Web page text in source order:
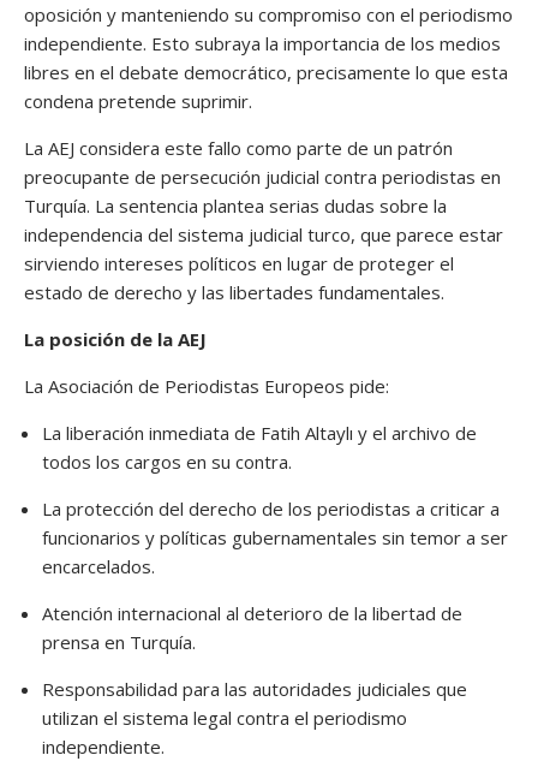
oposición y manteniendo su compromiso con el periodismo
independiente. Esto subraya la importancia de los medios
libres en el debate democrático, precisamente lo que esta
condena pretende suprimir.
La AEJ considera este fallo como parte de un patrón
preocupante de persecución judicial contra periodistas en
Turquía. La sentencia plantea serias dudas sobre la
independencia del sistema judicial turco, que parece estar
sirviendo intereses políticos en lugar de proteger el
estado de derecho y las libertades fundamentales.
La posición de la AEJ
La Asociación de Periodistas Europeos pide:
La liberación inmediata de Fatih Altaylı y el archivo de
todos los cargos en su contra.
La protección del derecho de los periodistas a criticar a
funcionarios y políticas gubernamentales sin temor a ser
encarcelados.
Atención internacional al deterioro de la libertad de
prensa en Turquía.
Responsabilidad para las autoridades judiciales que
utilizan el sistema legal contra el periodismo
independiente.